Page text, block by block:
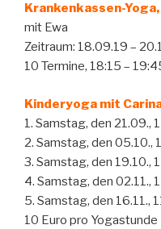
Krankenkassen-
mit Ewa
Zeitraum: 18.09.19 –
10 Termine, 18:15 –
Kinderyoga mit
1. Samstag, den 21.09.,
2. Samstag, den 05.10.,
3. Samstag, den 19.10.,
4. Samstag, den 02.11.,
5. Samstag, den 16.11.,
10 Euro pro Yogastunde